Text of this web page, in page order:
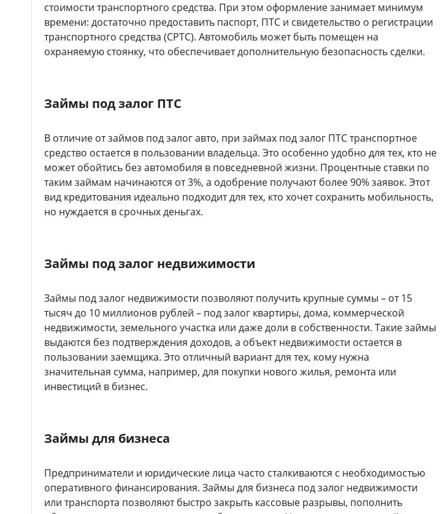
стоимости транспортного средства. При этом оформление занимает минимум
времени: достаточно предоставить паспорт, ПТС и свидетельство о регистрации
транспортного средства (СРТС). Автомобиль может быть помещен на
охраняемую стоянку, что обеспечивает дополнительную безопасность сделки.
Займы под залог ПТС
В отличие от займов под залог авто, при займах под залог ПТС транспортное
средство остается в пользовании владельца. Это особенно удобно для тех, кто не
может обойтись без автомобиля в повседневной жизни. Процентные ставки по
таким займам начинаются от 3%, а одобрение получают более 90% заявок. Этот
вид кредитования идеально подходит для тех, кто хочет сохранить мобильность,
но нуждается в срочных деньгах.
Займы под залог недвижимости
Займы под залог недвижимости позволяют получить крупные суммы – от 15
тысяч до 10 миллионов рублей – под залог квартиры, дома, коммерческой
недвижимости, земельного участка или даже доли в собственности. Такие займы
выдаются без подтверждения доходов, а объект недвижимости остается в
пользовании заемщика. Это отличный вариант для тех, кому нужна
значительная сумма, например, для покупки нового жилья, ремонта или
инвестиций в бизнес.
Займы для бизнеса
Предприниматели и юридические лица часто сталкиваются с необходимостью
оперативного финансирования. Займы для бизнеса под залог недвижимости
или транспорта позволяют быстро закрыть кассовые разрывы, пополнить